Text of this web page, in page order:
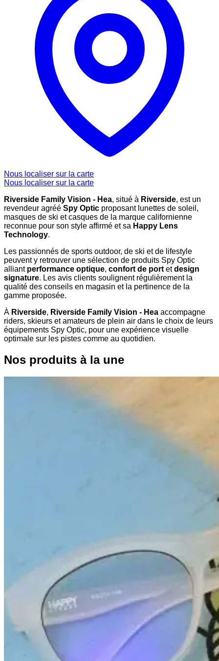
Nous localiser sur la carte
Nous localiser sur la carte
Riverside Family Vision - Hea, situé à Riverside, est un
revendeur agréé Spy Optic proposant lunettes de soleil,
masques de ski et casques de la marque californienne
reconnue pour son style affirmé et sa Happy Lens
Technology.
Les passionnés de sports outdoor, de ski et de lifestyle
peuvent y retrouver une sélection de produits Spy Optic
alliant performance optique, confort de portetdesign
signature. Les avis clients soulignent régulièrement la
qualité des conseils en magasin et la pertinence de la
gamme proposée.
À Riverside, Riverside Family Vision - Hea accompagne
riders, skieurs et amateurs de plein air dans le choix de leurs
équipements Spy Optic, pour une expérience visuelle
optimale sur les pistes comme au quotidien.
Nos produits à la une